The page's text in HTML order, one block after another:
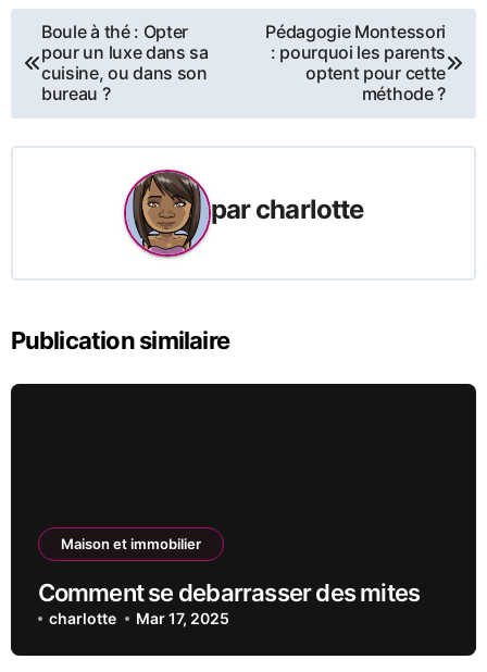
Navigation
de
l’article
Boule à thé : Opter
pour un luxe dans sa
cuisine, ou dans son
bureau ?
Pédagogie Montessori
: pourquoi les parents
optent pour cette
méthode ?
parcharlotte
Publication similaire
Maison et immobilier
Comment se debarrasser des mites
charlotte Mar 17, 2025